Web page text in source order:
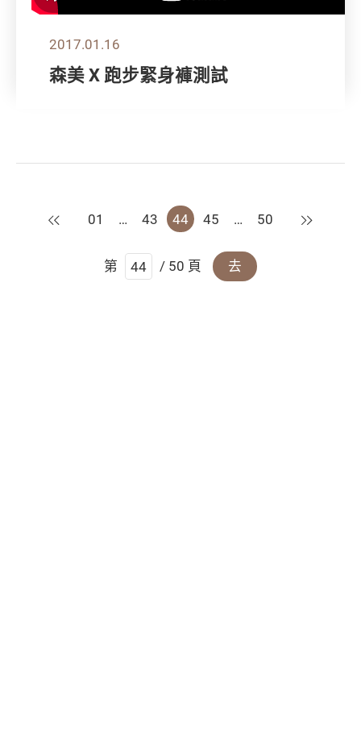
2017.01.16
森美 X 跑步緊身褲測試
上一頁
01 … 43 44 45 … 50 下一頁
第 / 50 頁 去